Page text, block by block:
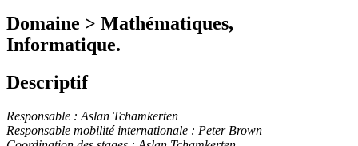
Domaine > Mathématiques,
Informatique.
Descriptif
Responsable : Aslan Tchamkerten
Responsable mobilité internationale : Peter Brown